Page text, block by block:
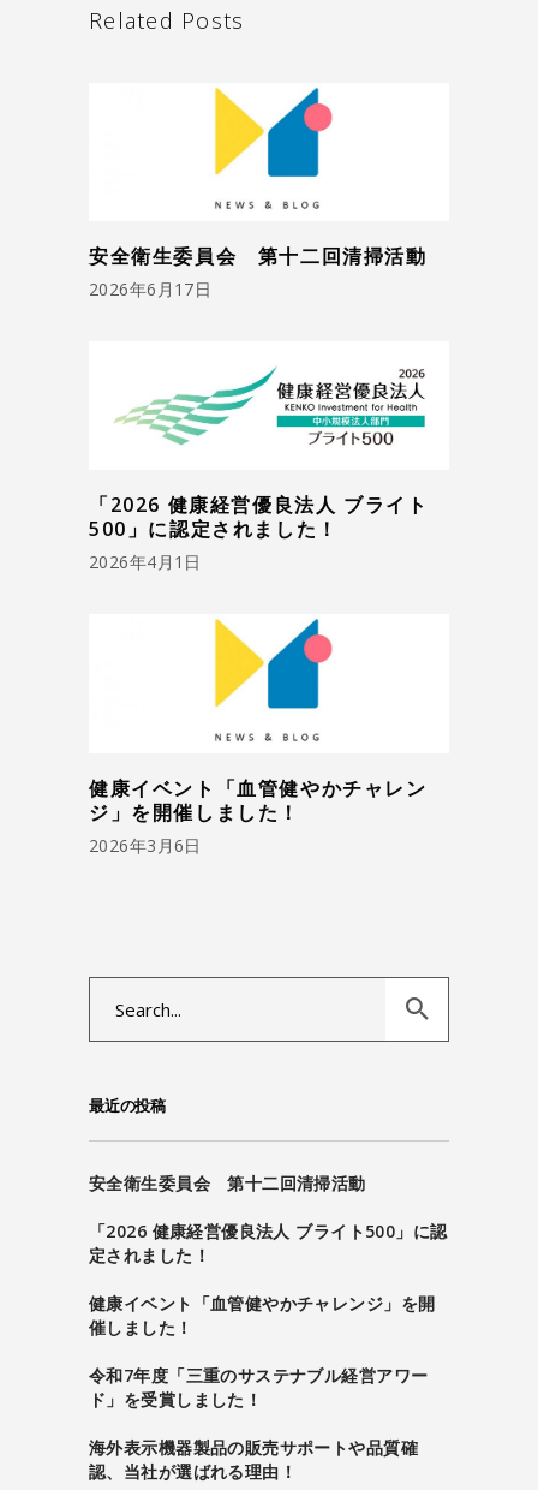
Related Posts
安全衛生委員会 第十二回清掃活動
2026年6月17日
「2026 健康経営優良法人 ブライト
500」に認定されました！
2026年4月1日
健康イベント「血管健やかチャレン
ジ」を開催しました！
2026年3月6日
最近の投稿
安全衛生委員会 第十二回清掃活動
「2026 健康経営優良法人 ブライト500」に認
定されました！
健康イベント「血管健やかチャレンジ」を開
催しました！
令和7年度「三重のサステナブル経営アワー
ド」を受賞しました！
海外表示機器製品の販売サポートや品質確
認、当社が選ばれる理由！